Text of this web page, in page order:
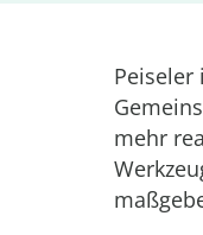
mehr